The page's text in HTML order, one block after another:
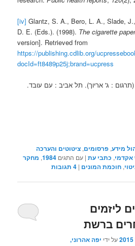
[iv] Glantz, S. A., Bero, L. A., Slade,
D. E. (Eds.). (1998). The cigarette
version]. Retrieved from
https://publishing.cdlib.org/
docId=ft8489p25j;brand=ucpress
: ג' אריוך). תל אביב : עם עובד.
מידע,פרסומים,ציטוטים והערכה
אקדמי, כתבי עת |עם התגים 1984
, מחקר
,חוכמת המונים |
4 תגובות
ליזמים
ברשת
על ידי יפה אהרוני,